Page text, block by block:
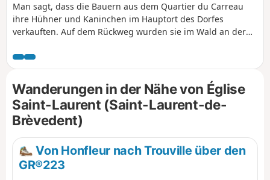
Man sagt, dass die Bauern aus dem Quartier du Carreau
ihre Hühner und Kaninchen im Hauptort des Dorfes
verkauften. Auf dem Rückweg wurden sie im Wald an der
Wanderungen in der Nähe von Église
Saint-Laurent (Saint-Laurent-de-
Brèvedent)
Von Honfleur nach Trouville über den
GR®223